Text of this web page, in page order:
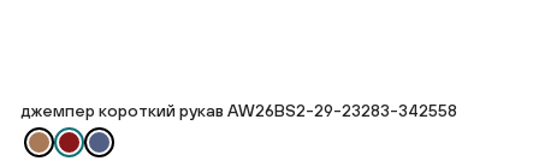
джемпер короткий рукав AW26BS2-29-23283-342558